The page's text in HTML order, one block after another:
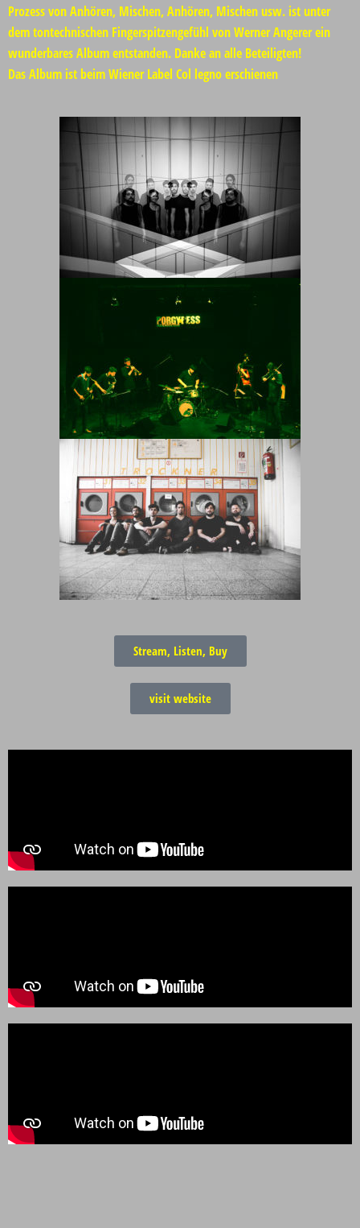
Prozess von Anhören, Mischen, Anhören, Mischen usw. ist unter
dem tontechnischen Fingerspitzengefühl von Werner Angerer ein
wunderbares Album entstanden. Danke an alle Beteiligten!
Das Album ist beim Wiener Label Col legnoerschienen
Stream, Listen, Buy
visit website